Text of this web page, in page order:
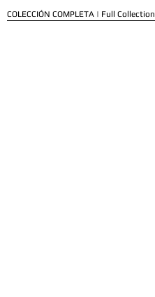
COLECCIÓN COMPLETA | Full Collection